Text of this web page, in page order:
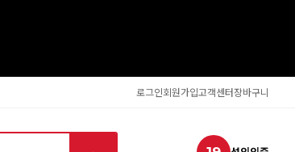
로그인회원가입고객센터장바구니